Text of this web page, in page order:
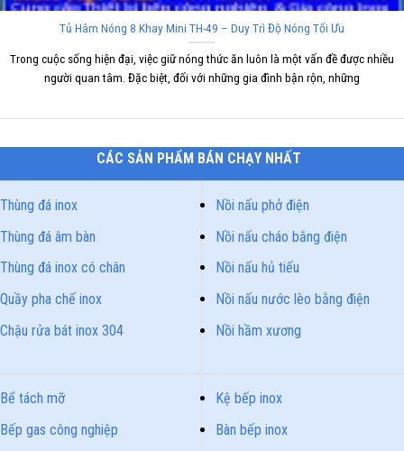
Tủ Hâm Nóng 8 Khay Mini TH-49 – Duy Trì Độ Nóng Tối Ưu
Trong cuộc sống hiện đại, việc giữ nóng thức ăn luôn là một vấn đề được nhiều
người quan tâm. Đặc biệt, đối với những gia đình bận rộn, những
CÁC SẢN PHẨM BÁN CHẠY NHẤT
Thùng đá inox
Thùng đá âm bàn
Thùng đá inox có chân
Quầy pha chế inox
Chậu rửa bát inox 304
Nồi nấu phở điện
Nồi nấu cháo bằng điện
Nồi nấu hủ tiếu
Nồi nấu nước lèo bằng điện
Nồi hầm xương
Bể tách mỡ
Bếp gas công nghiệp
Kệ bếp inox
Bàn bếp inox